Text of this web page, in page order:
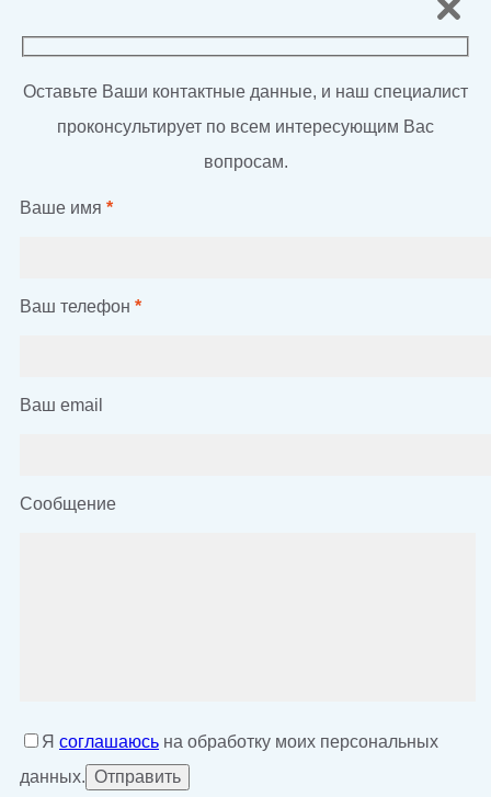
Оставьте Ваши контактные данные, и наш специалист
проконсультирует по всем интересующим Вас
вопросам.
Ваше имя *
Ваш телефон *
Ваш email
Сообщение
Я соглашаюсь на обработку моих персональных
данных.